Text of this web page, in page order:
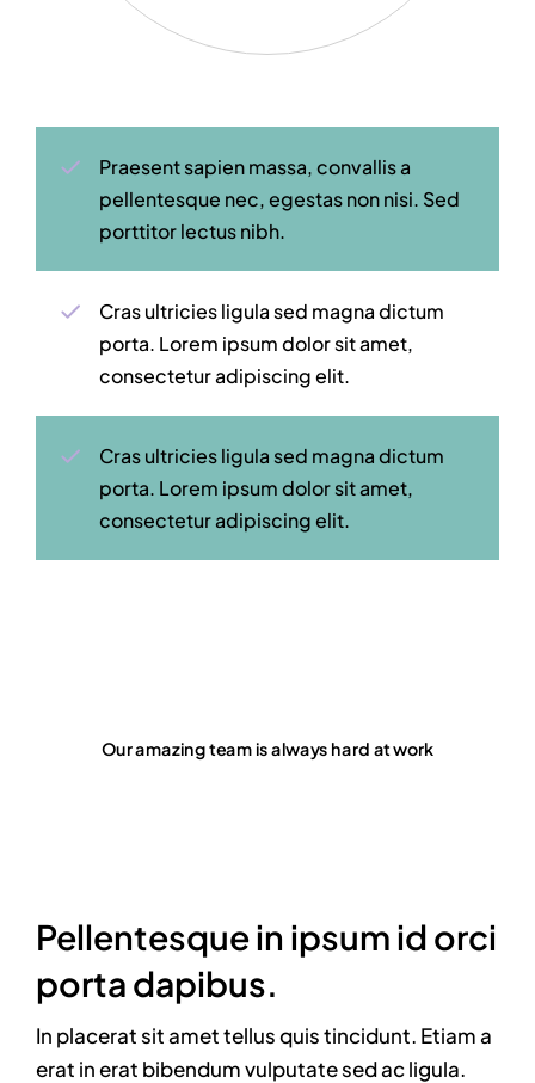
Praesent sapien massa, convallis a
pellentesque nec, egestas non nisi. Sed
porttitor lectus nibh.
Cras ultricies ligula sed magna dictum
porta. Lorem ipsum dolor sit amet,
consectetur adipiscing elit.
Cras ultricies ligula sed magna dictum
porta. Lorem ipsum dolor sit amet,
consectetur adipiscing elit.
Our amazing team is always hard at work
Pellentesque in ipsum id orci
porta dapibus.
In placerat sit amet tellus quis tincidunt. Etiam a
erat in erat bibendum vulputate sed ac ligula.